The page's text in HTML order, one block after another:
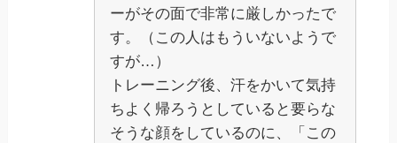
ーがその面で非常に厳しかったで
す。（この人はもういないようで
すが…）
トレーニング後、汗をかいて気持
ちよく帰ろうとしていると要らな
そうな顔をしているのに、「この